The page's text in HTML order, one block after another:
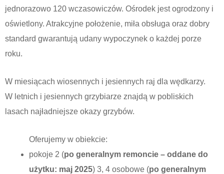
jednorazowo 120 wczasowiczów. Ośrodek jest ogrodzony i
oświetlony. Atrakcyjne położenie, miła obsługa oraz dobry
standard gwarantują udany wypoczynek o każdej porze
roku.
W miesiącach wiosennych i jesiennych raj dla wędkarzy.
W letnich i jesiennych grzybiarze znajdą w pobliskich
lasach najładniejsze okazy grzybów.
Oferujemy w obiekcie:
pokoje 2 (po generalnym remoncie – oddane do
użytku: maj 2025) 3, 4 osobowe (po generalnym